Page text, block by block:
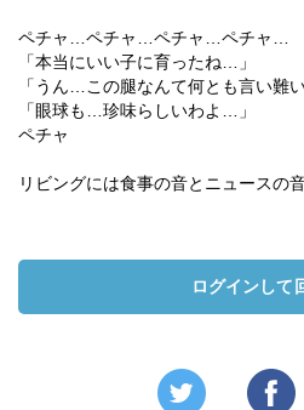
ペチャ…ペチャ…ペチャ…ペチャ…
「本当にいい子に育ったね…」
「うん…この腿なんて何とも言い
「眼球も…珍味らしいわよ…」
ペチャ
リビングには食事の音とニュースの
ログインして